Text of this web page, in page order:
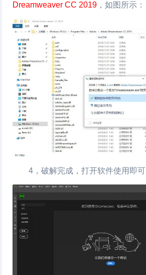
Dreamweaver CC 2019 ，如图所示：
4，破解完成，打开软件使用即可